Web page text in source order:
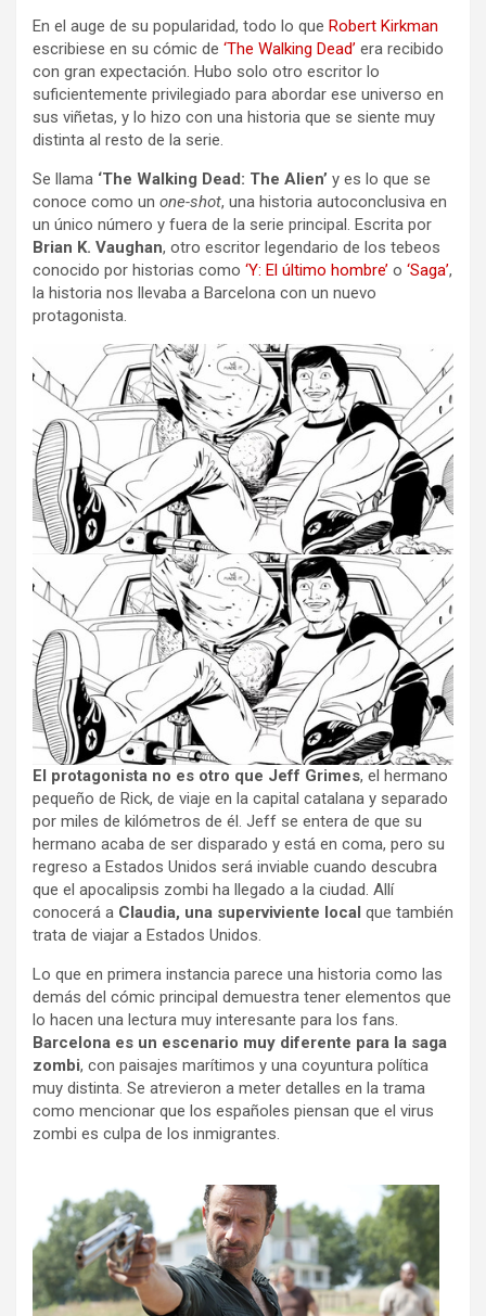
En el auge de su popularidad, todo lo que Robert Kirkman
escribiese en su cómic de ‘The Walking Dead’ era recibido
con gran expectación. Hubo solo otro escritor lo
suficientemente privilegiado para abordar ese universo en
sus viñetas, y lo hizo con una historia que se siente muy
distinta al resto de la serie.
Se llama ‘The Walking Dead: The Alien’ y es lo que se
conoce como un one-shot, una historia autoconclusiva en
un único número y fuera de la serie principal. Escrita por
Brian K. Vaughan, otro escritor legendario de los tebeos
conocido por historias como ‘Y: El último hombre’ o ‘Saga’,
la historia nos llevaba a Barcelona con un nuevo
protagonista.
El protagonista no es otro que Jeff Grimes, el hermano
pequeño de Rick, de viaje en la capital catalana y separado
por miles de kilómetros de él. Jeff se entera de que su
hermano acaba de ser disparado y está en coma, pero su
regreso a Estados Unidos será inviable cuando descubra
que el apocalipsis zombi ha llegado a la ciudad. Allí
conocerá a Claudia, una superviviente local que también
trata de viajar a Estados Unidos.
Lo que en primera instancia parece una historia como las
demás del cómic principal demuestra tener elementos que
lo hacen una lectura muy interesante para los fans.
Barcelona es un escenario muy diferente para la saga
zombi, con paisajes marítimos y una coyuntura política
muy distinta. Se atrevieron a meter detalles en la trama
como mencionar que los españoles piensan que el virus
zombi es culpa de los inmigrantes.